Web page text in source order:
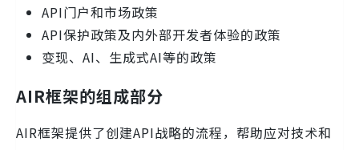
API门户和市场政策
API保护政策及内外部开发者体验的政策
变现、AI、生成式AI等的政策
AIR框架的组成部分
AIR框架提供了创建API战略的流程，帮助应对技术和